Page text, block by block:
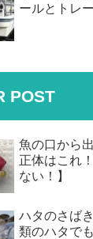
ールとトレ
POST
魚の口から
正体はこれ
ない！】
ハタのさば
類のハタで